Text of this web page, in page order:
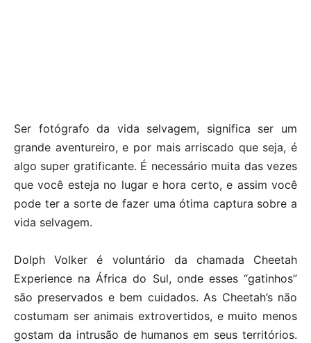
Ser fotógrafo da vida selvagem, significa ser um
grande aventureiro, e por mais arriscado que seja, é
algo super gratificante. É necessário muita das vezes
que você esteja no lugar e hora certo, e assim você
pode ter a sorte de fazer uma ótima captura sobre a
vida selvagem.
Dolph Volker é voluntário da chamada Cheetah
Experience na África do Sul, onde esses “gatinhos”
são preservados e bem cuidados. As Cheetah’s não
costumam ser animais extrovertidos, e muito menos
gostam da intrusão de humanos em seus territórios.